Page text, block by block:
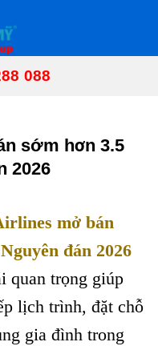
088
sớm hơn 3.5
2026
mở bán
đán 2026
quan trọng giúp
lịch trình, đặt chỗ
gia đình trong